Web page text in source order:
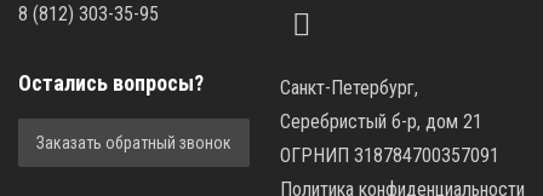
8 (812) 303-35-95
Остались вопросы?
Заказать обратный звонок
Санкт-Петербург,
Серебристый б-р, дом 21
ОГРНИП 318784700357091
Политика конфиденциальности